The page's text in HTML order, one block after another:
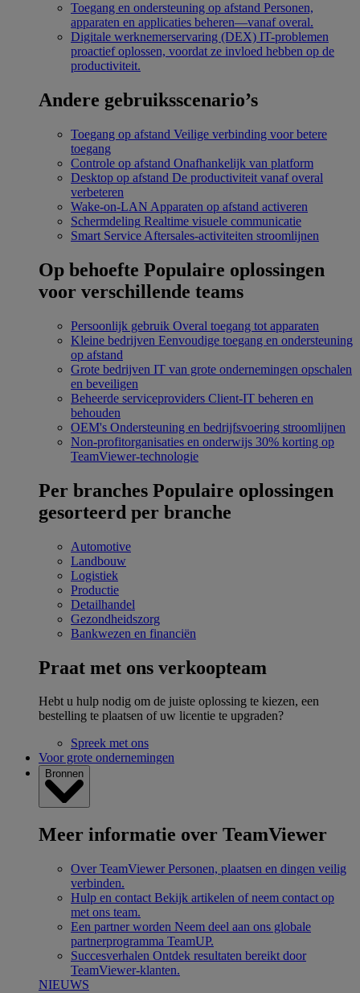
Toegang en ondersteuning op afstand Personen,
apparaten en applicaties beheren—vanaf overal.
Digitale werknemerservaring (DEX) IT-problemen
proactief oplossen, voordat ze invloed hebben op de
productiviteit.
Andere gebruiksscenario’s
Toegang op afstand Veilige verbinding voor betere
toegang
Controle op afstand Onafhankelijk van platform
Desktop op afstand De productiviteit vanaf overal
verbeteren
Wake-on-LAN Apparaten op afstand activeren
Schermdeling Realtime visuele communicatie
Smart Service Aftersales-activiteiten stroomlijnen
Op behoefte Populaire oplossingen
voor verschillende teams
Persoonlijk gebruik Overal toegang tot apparaten
Kleine bedrijven Eenvoudige toegang en ondersteuning
op afstand
Grote bedrijven IT van grote ondernemingen opschalen
en beveiligen
Beheerde serviceproviders Client-IT beheren en
behouden
OEM's Ondersteuning en bedrijfsvoering stroomlijnen
Non-profitorganisaties en onderwijs 30% korting op
TeamViewer-technologie
Per branches Populaire oplossingen
gesorteerd per branche
Automotive
Landbouw
Logistiek
Productie
Detailhandel
Gezondheidszorg
Bankwezen en financiën
Praat met ons verkoopteam
Hebt u hulp nodig om de juiste oplossing te kiezen, een
bestelling te plaatsen of uw licentie te upgraden?
Spreek met ons
Voor grote ondernemingen
Bronnen
Meer informatie over TeamViewer
Over TeamViewer Personen, plaatsen en dingen veilig
verbinden.
Hulp en contact Bekijk artikelen of neem contact op
met ons team.
Een partner worden Neem deel aan ons globale
partnerprogramma TeamUP.
Succesverhalen Ontdek resultaten bereikt door
TeamViewer-klanten.
NIEUWS